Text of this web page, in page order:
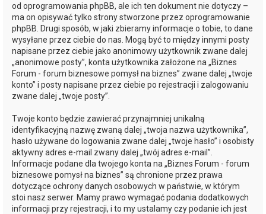
od oprogramowania phpBB, ale ich ten dokument nie dotyczy –
ma on opisywać tylko strony stworzone przez oprogramowanie
phpBB. Drugi sposób, w jaki zbieramy informacje o tobie, to dane
wysyłane przez ciebie do nas. Mogą być to między innymi posty
napisane przez ciebie jako anonimowy użytkownik zwane dalej
„anonimowe posty”, konta użytkownika założone na „Biznes
Forum - forum biznesowe pomysł na biznes” zwane dalej „twoje
konto” i posty napisane przez ciebie po rejestracji i zalogowaniu
zwane dalej „twoje posty”.
Twoje konto będzie zawierać przynajmniej unikalną
identyfikacyjną nazwę zwaną dalej „twoja nazwa użytkownika”,
hasło używane do logowania zwane dalej „twoje hasło” i osobisty
aktywny adres e-mail zwany dalej „twój adres e-mail”.
Informacje podane dla twojego konta na „Biznes Forum - forum
biznesowe pomysł na biznes” są chronione przez prawa
dotyczące ochrony danych osobowych w państwie, w którym
stoi nasz serwer. Mamy prawo wymagać podania dodatkowych
informacji przy rejestracji, i to my ustalamy czy podanie ich jest